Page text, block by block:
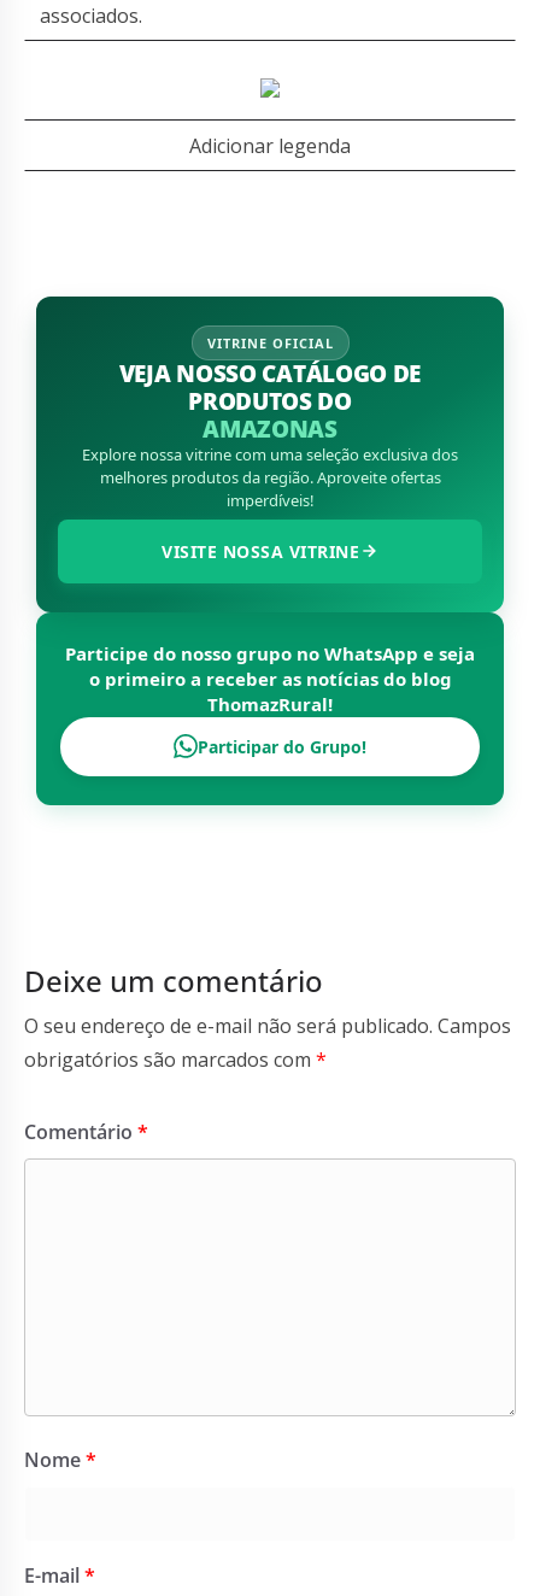
associados.
Adicionar legenda
VITRINE OFICIAL
VEJA NOSSO CATÁLOGO DE
PRODUTOS DO
AMAZONAS
Explore nossa vitrine com uma seleção exclusiva dos
melhores produtos da região. Aproveite ofertas
imperdíveis!
VISITE NOSSA VITRINE
Participe do nosso grupo no WhatsApp e seja
o primeiro a receber as notícias do blog
ThomazRural!
Participar do Grupo!
Deixe um comentário
O seu endereço de e-mail não será publicado. Campos
obrigatórios são marcados com *
Comentário *
Nome*
E-mail*